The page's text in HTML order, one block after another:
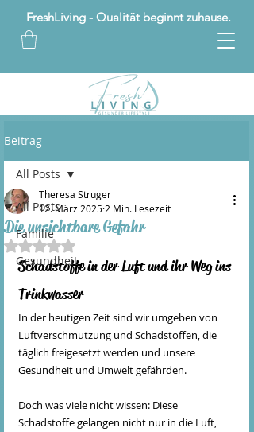
FreshLiving - Qualität beginnt zuhause.
Beitrag
All Posts
Familie
Gesundheit
All Posts
Die unsichtbare Gefahr
Theresa Struger
12. März 2025 2 Min. Lesezeit
Mit NaN von 5 Sternen bewertet.
Schadstoffe in der Luft und ihr Weg ins
Trinkwasser
In der heutigen Zeit sind wir umgeben von
Luftverschmutzung und Schadstoffen, die
täglich freigesetzt werden und unsere
Gesundheit und Umwelt gefährden.
Doch was viele nicht wissen: Diese
Schadstoffe gelangen nicht nur in die Luft,